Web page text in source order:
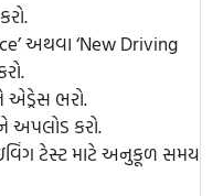
અથવા ‘New Driving
એડ્રેસ ભરો.
અપલોડ કરો.
ટેસ્ટ માટે અનુકૂળ સમય